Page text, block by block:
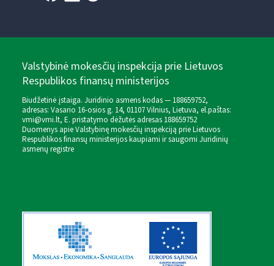
Valstybinė mokesčių inspekcija prie Lietuvos
Respublikos finansų ministerijos
Biudžetinė įstaiga. Juridinio asmens kodas — 188659752,
adresas: Vasario 16-osios g. 14, 01107 Vilnius, Lietuva, el.paštas:
vmi@vmi.lt, E. pristatymo dėžutės adresas 188659752
Duomenys apie Valstybinę mokesčių inspekciją prie Lietuvos
Respublikos finansų ministerijos kaupiami ir saugomi Juridinių
asmenų registre